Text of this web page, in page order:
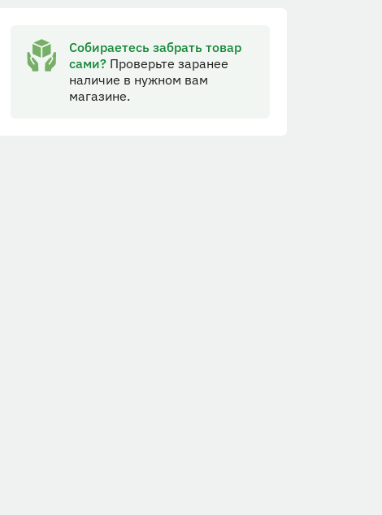
Собираетесь забрать товар
сами?Проверьте заранее
наличие в нужном вам
магазине.